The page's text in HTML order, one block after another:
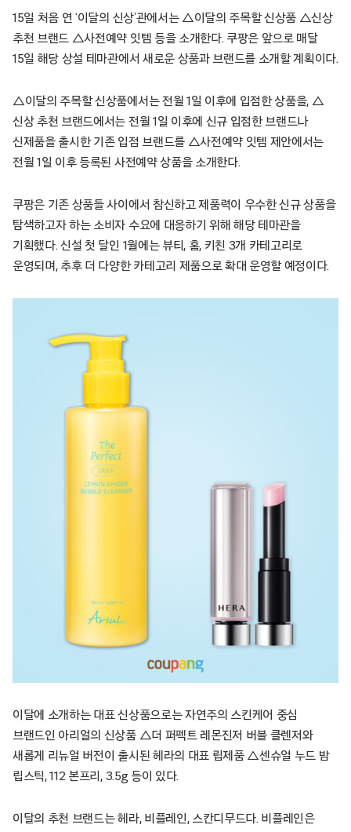
15일 처음 연 ‘이달의 신상’관에서는 △이달의 주목할 신상품 △신상
추천 브랜드 △사전예약 잇템 등을 소개한다. 쿠팡은 앞으로 매달
15일 해당 상설 테마관에서 새로운 상품과 브랜드를 소개할 계획이다.
△이달의 주목할 신상품에서는 전월 1일 이후에 입점한 상품을, △
신상 추천 브랜드에서는 전월 1일 이후에 신규 입점한 브랜드나
신제품을 출시한 기존 입점 브랜드를 △사전예약 잇템 제안에서는
전월 1일 이후 등록된 사전예약 상품을 소개한다.
쿠팡은 기존 상품들 사이에서 참신하고 제품력이 우수한 신규 상품을
탐색하고자 하는 소비자 수요에 대응하기 위해 해당 테마관을
기획했다. 신설 첫 달인 1월에는 뷰티, 홈, 키친 3개 카테고리로
운영되며, 추후 더 다양한 카테고리 제품으로 확대 운영할 예정이다.
이달에 소개하는 대표 신상품으로는 자연주의 스킨케어 중심
브랜드인 아리얼의 신상품 △더 퍼펙트 레몬진저 버블 클렌저와
새롭게 리뉴얼 버전이 출시된 헤라의 대표 립제품 △센슈얼 누드 밤
립스틱, 112 본프리, 3.5g 등이 있다.
이달의 추천 브랜드는 헤라, 비플레인, 스칸디무드다. 비플레인은